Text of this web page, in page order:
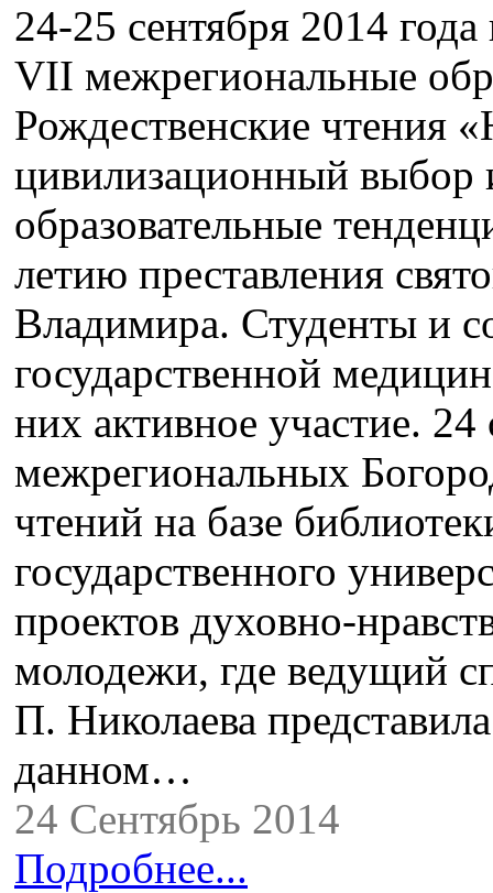
24-25 сентября 2014
VII межрегиональные
Рождественские чтения
цивилизационный выбор
образовательные
летию преставления
Владимира. Студенты и
государственной
них активное участие. 24
межрегиональных
чтений на базе
государственного
проектов духовно-
молодежи, где ведущий
П. Николаева
данном…
24 Сентябрь 2014
Подробнее...